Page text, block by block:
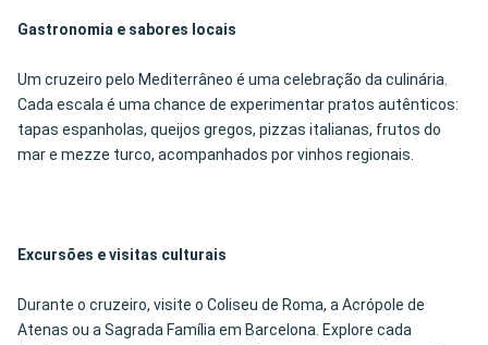
Gastronomia e sabores locais
Um cruzeiro pelo Mediterrâneo é uma celebração da culinária.
Cada escala é uma chance de experimentar pratos autênticos:
tapas espanholas, queijos gregos, pizzas italianas, frutos do
mar e mezze turco, acompanhados por vinhos regionais.
Excursões e visitas culturais
Durante o cruzeiro, visite o Coliseu de Roma, a Acrópole de
Atenas ou a Sagrada Família em Barcelona. Explore cada